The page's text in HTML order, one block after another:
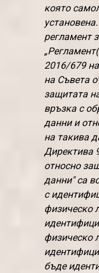
която
регламент
2016/679
на Съвета
защитата
връзка с
данни и
на такива
Директива
относно
данни" са
с
физическо
физическо
бъде